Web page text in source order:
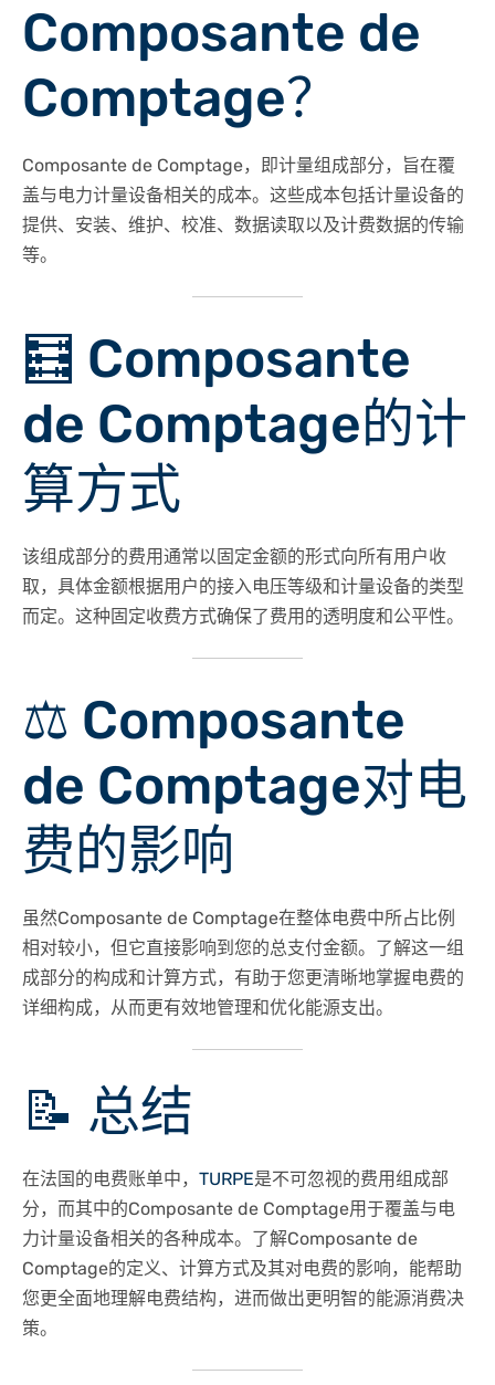
Composante de
Comptage？
Composante de Comptage，即计量组成部分，旨在覆
盖与电力计量设备相关的成本。​这些成本包括计量设备的
提供、安装、维护、校准、数据读取以及计费数据的传输
等。 ​
🧮 Composante
de Comptage的计
算方式
该组成部分的费用通常以固定金额的形式向所有用户收
取，具体金额根据用户的接入电压等级和计量设备的类型
而定。​这种固定收费方式确保了费用的透明度和公平性。 ​
⚖️ Composante
de Comptage对电
费的影响
虽然Composante de Comptage在整体电费中所占比例
相对较小，但它直接影响到您的总支付金额。​了解这一组
成部分的构成和计算方式，有助于您更清晰地掌握电费的
详细构成，从而更有效地管理和优化能源支出。​
📝 总结
在法国的电费账单中， TURPE是不可忽视的费用组成部
分，而其中的Composante de Comptage用于覆盖与电
力计量设备相关的各种成本。​了解Composante de
Comptage的定义、计算方式及其对电费的影响，能帮助
您更全面地理解电费结构，进而做出更明智的能源消费决
策。​